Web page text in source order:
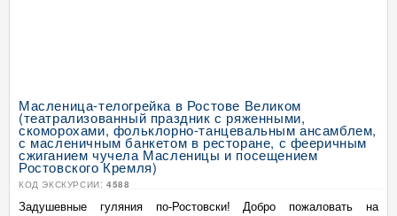
Масленица-телогрейка в Ростове Великом
(театрализованный праздник с ряженными,
скоморохами, фольклорно-танцевальным ансамблем,
с масленичным банкетом в ресторане, с фееричным
сжиганием чучела Масленицы и посещением
Ростовского Кремля)
КОД ЭКСКУРСИИ: 4588
Задушевные гуляния по-Ростовски! Добро пожаловать на